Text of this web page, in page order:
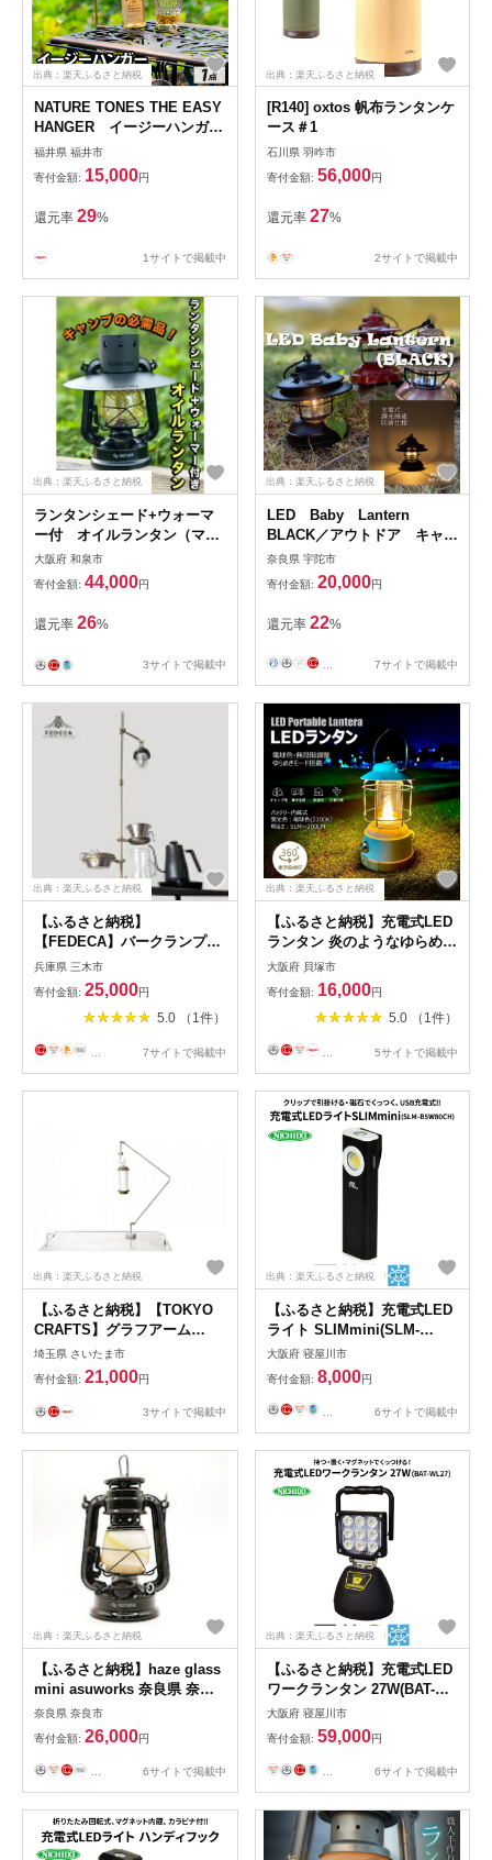
出典：楽天ふるさと納税
NATURE TONES THE EASY
HANGER イージーハンガ
ー Shortタイプ+アダプター
[A-024038] / ネイチャートー
ンズ アウトドア キャンプ レ
ジャー アダプタ ライト LED
国内生産 送料無料
福井県 福井市
寄付金額: 15,000円
還元率 29%
1サイトで掲載中
出典：楽天ふるさと納税
[R140] oxtos 帆布ランタンケ
ース＃1
石川県 羽咋市
寄付金額: 56,000円
還元率 27%
2サイトで掲載中
出典：楽天ふるさと納税
ランタンシェード+ウォーマ
ー付 オイルランタン（マッ
トブラック）（FA015-SJ）
大阪府 和泉市
寄付金額: 44,000円
還元率 26%
3サイトで掲載中
出典：楽天ふるさと納税
LED Baby Lantern
BLACK／アウトドア キャン
プ ランタン USB 充電
式 防滴 調光 奈良県 宇
陀市
奈良県 宇陀市
寄付金額: 20,000円
還元率 22%
7サイトで掲載中
出典：楽天ふるさと納税
【ふるさと納税】
【FEDECA】バークランプラ
ンタンスタンド 000892
兵庫県 三木市
寄付金額: 25,000円
5.0 （1件）
7サイトで掲載中
出典：楽天ふるさと納税
【ふるさと納税】充電式LED
ランタン 炎のようなゆらめき
発光付 無段階調光式 LED ラ
ンタン 充電式 電球色 ゆらめ
き点灯 調光 USB レトロ プレ
ゼント おしゃれ インテリア
ライト テーブルライト アウ
トドア 停電対策 キャンプ
DS-H9E
大阪府 貝塚市
寄付金額: 16,000円
5.0 （1件）
5サイトで掲載中
出典：楽天ふるさと納税
【ふるさと納税】【TOKYO
CRAFTS】グラフアーム
【11100-1578】 | キャンプ キ
ャンプ用品 タナクロ さいた
ま市 ふるさと納税 送料無料
ギフト プレゼント
埼玉県 さいたま市
寄付金額: 21,000円
3サイトで掲載中
出典：楽天ふるさと納税
【ふるさと納税】充電式LED
ライト SLIMmini(SLM-
B5W80CH)｜NICHIDO 日動工
業 充電式 LED ハンディライ
ト ライト [1280]
大阪府 寝屋川市
寄付金額: 8,000円
6サイトで掲載中
出典：楽天ふるさと納税
【ふるさと納税】haze glass
mini asuworks 奈良県 奈良
市 なら 26-005
奈良県 奈良市
寄付金額: 26,000円
... 6サイトで掲載中
出典：楽天ふるさと納税
【ふるさと納税】充電式LED
ワークランタン 27W(BAT-
WL27)｜NICHIDO 日動工業
充電式 LED ランタン [1281]
大阪府 寝屋川市
寄付金額: 59,000円
... 6サイトで掲載中